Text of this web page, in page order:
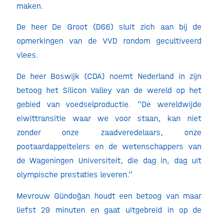
maken.
De heer De Groot (D66) sluit zich aan bij de
opmerkingen van de VVD rondom gecultiveerd
vlees.
De heer Boswijk (CDA) noemt Nederland in zijn
betoog het Silicon Valley van de wereld op het
gebied van voedselproductie. “De wereldwijde
eiwittransitie waar we voor staan, kan niet
zonder onze zaadveredelaars, onze
pootaardappeltelers en de wetenschappers van
de Wageningen Universiteit, die dag in, dag uit
olympische prestaties leveren.”
Mevrouw Gündoğan houdt een betoog van maar
liefst 29 minuten en gaat uitgebreid in op de